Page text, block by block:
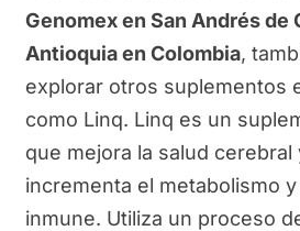
Genomex en San Andrés de
Antioquia en Colombia,
explorar otros suplementos
como Linq. Linq es un
que mejora la salud
incrementa el metabolismo
inmune. Utiliza un proceso